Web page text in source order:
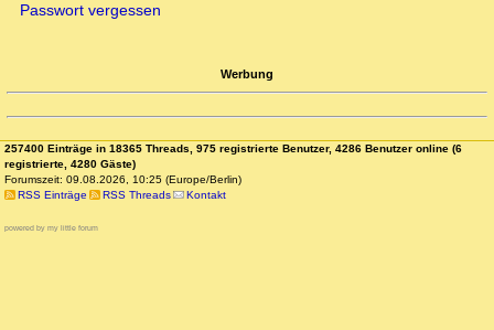
Passwort vergessen
Werbung
257400 Einträge in 18365 Threads, 975 registrierte Benutzer, 4286 Benutzer online (6
registrierte, 4280 Gäste)
Forumszeit: 09.08.2026, 10:25 (Europe/Berlin)
RSS Einträge
RSS Threads Kontakt
powered by my little forum